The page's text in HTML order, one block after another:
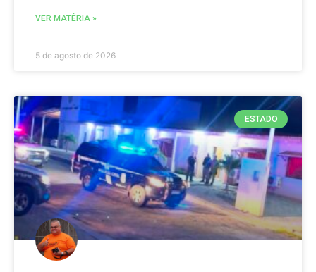
VER MATÉRIA »
5 de agosto de 2026
ESTADO